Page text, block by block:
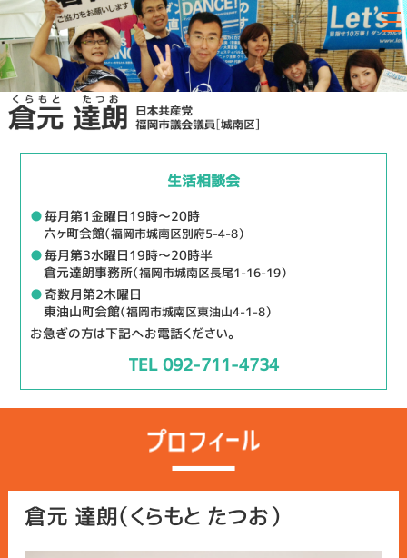
生活相談会
●毎月第1金曜日19時～20時
六ヶ町会館（福岡市城南区別府5-4-8）
●毎月第3水曜日19時～20時半
倉元達朗事務所（福岡市城南区長尾1-16-19）
●奇数月第2木曜日
東油山町会館（福岡市城南区東油山4-1-8）
お急ぎの方は下記へお電話ください。
TEL 092-711-4734
倉元 達朗（くらもと たつお）